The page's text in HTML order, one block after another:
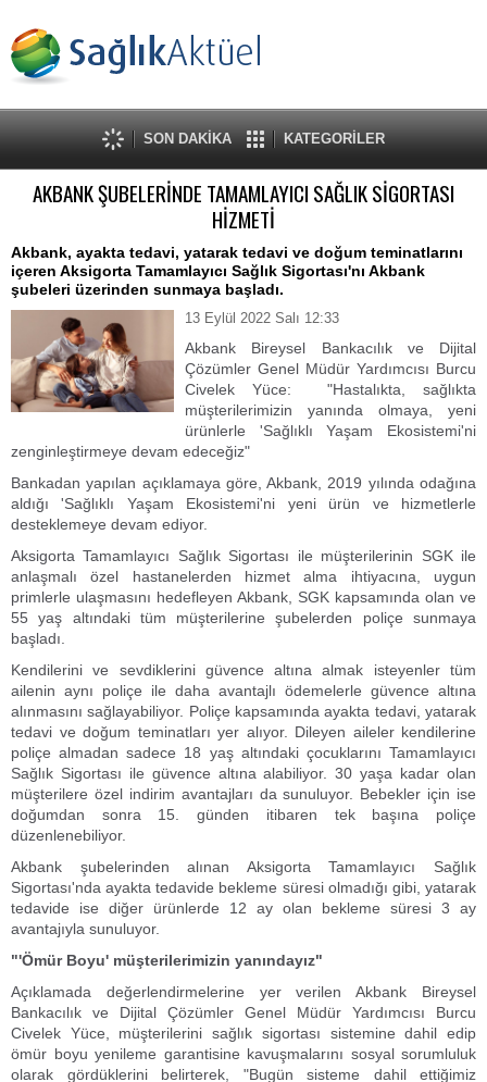
SON DAKİKA KATEGORİLER
AKBANK ŞUBELERİNDE TAMAMLAYICI SAĞLIK SİGORTASI
HİZMETİ
Akbank, ayakta tedavi, yatarak tedavi ve doğum teminatlarını
içeren Aksigorta Tamamlayıcı Sağlık Sigortası'nı Akbank
şubeleri üzerinden sunmaya başladı.
13 Eylül 2022 Salı 12:33
Akbank Bireysel Bankacılık ve Dijital
Çözümler Genel Müdür Yardımcısı Burcu
Civelek Yüce: "Hastalıkta, sağlıkta
müşterilerimizin yanında olmaya, yeni
ürünlerle 'Sağlıklı Yaşam Ekosistemi'ni
zenginleştirmeye devam edeceğiz"
Bankadan yapılan açıklamaya göre, Akbank, 2019 yılında odağına
aldığı 'Sağlıklı Yaşam Ekosistemi'ni yeni ürün ve hizmetlerle
desteklemeye devam ediyor.
Aksigorta Tamamlayıcı Sağlık Sigortası ile müşterilerinin SGK ile
anlaşmalı özel hastanelerden hizmet alma ihtiyacına, uygun
primlerle ulaşmasını hedefleyen Akbank, SGK kapsamında olan ve
55 yaş altındaki tüm müşterilerine şubelerden poliçe sunmaya
başladı.
Kendilerini ve sevdiklerini güvence altına almak isteyenler tüm
ailenin aynı poliçe ile daha avantajlı ödemelerle güvence altına
alınmasını sağlayabiliyor. Poliçe kapsamında ayakta tedavi, yatarak
tedavi ve doğum teminatları yer alıyor. Dileyen aileler kendilerine
poliçe almadan sadece 18 yaş altındaki çocuklarını Tamamlayıcı
Sağlık Sigortası ile güvence altına alabiliyor. 30 yaşa kadar olan
müşterilere özel indirim avantajları da sunuluyor. Bebekler için ise
doğumdan sonra 15. günden itibaren tek başına poliçe
düzenlenebiliyor.
Akbank şubelerinden alınan Aksigorta Tamamlayıcı Sağlık
Sigortası'nda ayakta tedavide bekleme süresi olmadığı gibi, yatarak
tedavide ise diğer ürünlerde 12 ay olan bekleme süresi 3 ay
avantajıyla sunuluyor.
"'Ömür Boyu' müşterilerimizin yanındayız"
Açıklamada değerlendirmelerine yer verilen Akbank Bireysel
Bankacılık ve Dijital Çözümler Genel Müdür Yardımcısı Burcu
Civelek Yüce, müşterilerini sağlık sigortası sistemine dahil edip
ömür boyu yenileme garantisine kavuşmalarını sosyal sorumluluk
olarak gördüklerini belirterek, "Bugün sisteme dahil ettiğimiz